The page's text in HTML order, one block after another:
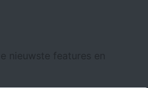
nieuwste features en